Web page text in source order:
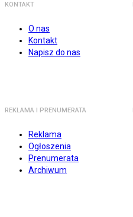
KONTAKT
O nas
Kontakt
Napisz do nas
REKLAMA I PRENUMERATA
Reklama
Ogłoszenia
Prenumerata
Archiwum